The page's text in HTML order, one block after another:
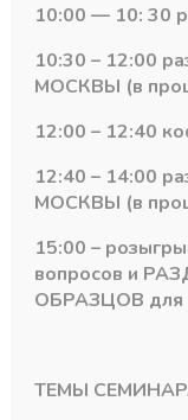
Похожие
Петли
10:00 — 10: 30
10:30 – 12:00
МОСКВЫ (в
12:00 – 12:40
12:40 – 14:00
МОСКВЫ (в
15:00 –
вопросов и
ОБРАЗЦОВ для
ТЕМЫ